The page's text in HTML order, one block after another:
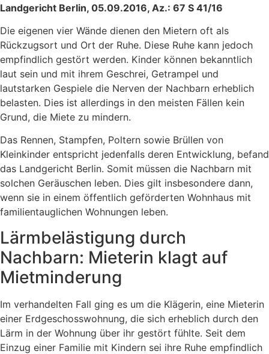
Landgericht Berlin, 05.09.2016, Az.: 67 S 41/16
Die eigenen vier Wände dienen den Mietern oft als
Rückzugsort und Ort der Ruhe. Diese Ruhe kann jedoch
empfindlich gestört werden. Kinder können bekanntlich
laut sein und mit ihrem Geschrei, Getrampel und
lautstarken Gespiele die Nerven der Nachbarn erheblich
belasten. Dies ist allerdings in den meisten Fällen kein
Grund, die Miete zu mindern.
Das Rennen, Stampfen, Poltern sowie Brüllen von
Kleinkinder entspricht jedenfalls deren Entwicklung, befand
das Landgericht Berlin. Somit müssen die Nachbarn mit
solchen Geräuschen leben. Dies gilt insbesondere dann,
wenn sie in einem öffentlich geförderten Wohnhaus mit
familientauglichen Wohnungen leben.
Lärmbelästigung durch
Nachbarn: Mieterin klagt auf
Mietminderung
Im verhandelten Fall ging es um die Klägerin, eine Mieterin
einer Erdgeschosswohnung, die sich erheblich durch den
Lärm in der Wohnung über ihr gestört fühlte. Seit dem
Einzug einer Familie mit Kindern sei ihre Ruhe empfindlich